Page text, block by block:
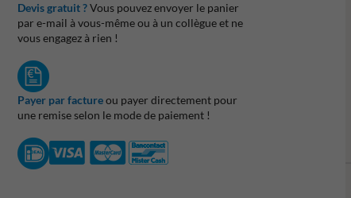
Devis gratuit ?Vous pouvez envoyer le panier
par e-mail à vous-même ou à un collègue et ne
vous engagez à rien !
Payer par factureou payer directement pour
une remise selon le mode de paiement !